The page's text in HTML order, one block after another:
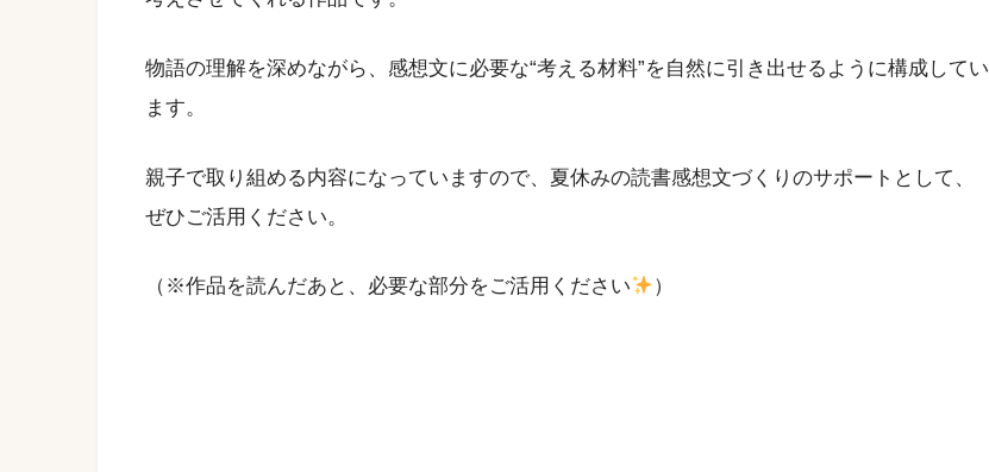
物語の理解を深めながら、感想文に必要な“考える材料”を自然に引き出せるように構成してい
ます。
親子で取り組める内容になっていますので、夏休みの読書感想文づくりのサポートとして、
ぜひご活用ください。
（※作品を読んだあと、必要な部分をご活用ください ）